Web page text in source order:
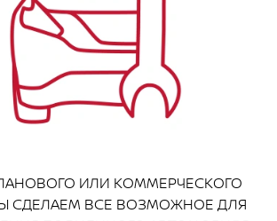
ИЛИ КОММЕРЧЕСКОГО
СДЕЛАЕМ ВСЕ ВОЗМОЖНОЕ ДЛЯ